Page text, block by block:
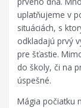
uplatňujeme v
situáciách, s
odkladajú prvý
pre šťastie.
do školy, či na
úspešné.
Mágia počiatku